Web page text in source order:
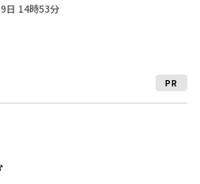
日 14時53分
PR